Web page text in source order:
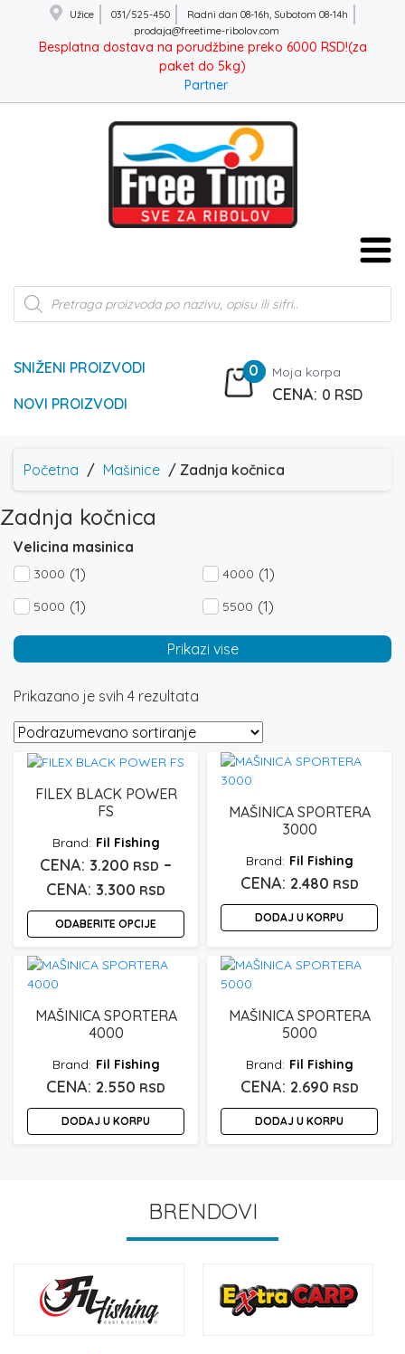
Užice 031/525-450
Radni dan 08-16h, Subotom 08-14h
prodaja@freetime-ribolov.com
Besplatna dostava na porudžbine preko 6000 RSD!(za
paket do 5kg)
Partner
Products
search
SNIŽENI PROIZVODI
NOVI PROIZVODI
0 Moja korpa
0 RSD
Početna / Mašinice / Zadnja kočnica
Zadnja kočnica
Velicina masinica
3000 (1) 4000 (1)
5000 (1) 5500 (1)
4500 (1)
Prikazi vise
Prikazano je svih 4 rezultata
FILEX BLACK POWER
FS
Fil Fishing
3.200 RSD –
3.300 RSD
cena:
od
3.200 rsd
3.300 rsd
ODABERITE OPCIJE
Ovaj
proizvod
više
mogu
izabrane
MAŠINICA SPORTERA
3000
Fil Fishing
2.480 RSD
DODAJ U KORPU
MAŠINICA SPORTERA
4000
Fil Fishing
2.550 RSD
DODAJ U KORPU
MAŠINICA SPORTERA
5000
Fil Fishing
2.690 RSD
DODAJ U KORPU
BRENDOVI